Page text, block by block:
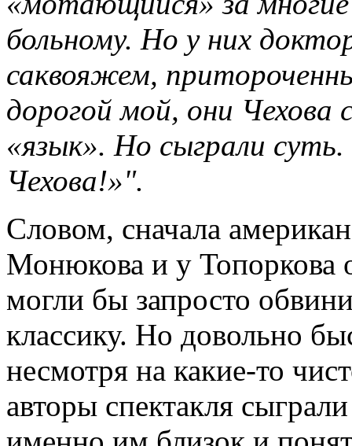
больному. Но у них
саквояжем,
дорогой мой, они Чехова
«язык». Но сыграли
Чехова!»".
Словом, сначала
Монюкова и у Топоркова
могли бы запросто
классику. Но довольно
несмотря на какие-то
авторы спектакля